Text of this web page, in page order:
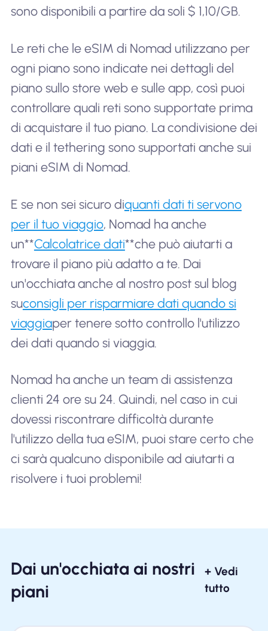
sono disponibili a partire da soli $ 1,10/GB.
Le reti che le eSIM di Nomad utilizzano per
ogni piano sono indicate nei dettagli del
piano sullo store web e sulle app, così puoi
controllare quali reti sono supportate prima
di acquistare il tuo piano. La condivisione dei
dati e il tethering sono supportati anche sui
piani eSIM di Nomad.
E se non sei sicuro diquanti dati ti servono
per il tuo viaggio, Nomad ha anche
un**Calcolatrice dati**che può aiutarti a
trovare il piano più adatto a te. Dai
un'occhiata anche al nostro post sul blog
suconsigli per risparmiare dati quando si
viaggiaper tenere sotto controllo l'utilizzo
dei dati quando si viaggia.
Nomad ha anche un team di assistenza
clienti 24 ore su 24. Quindi, nel caso in cui
dovessi riscontrare difficoltà durante
l'utilizzo della tua eSIM, puoi stare certo che
ci sarà qualcuno disponibile ad aiutarti a
risolvere i tuoi problemi!
Dai un'occhiata ai nostri
piani
+ Vedi
tutto